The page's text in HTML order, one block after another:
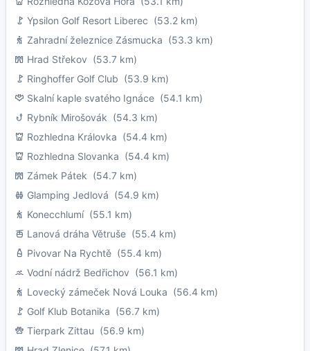
Ypsilon Golf Resort Liberec (53.2 km)
Zahradní železnice Zásmucka (53.3 km)
Hrad Střekov (53.7 km)
Ringhoffer Golf Club (53.9 km)
Skalní kaple svatého Ignáce (54.1 km)
Rybník Mirošovák (54.3 km)
Rozhledna Královka (54.4 km)
Rozhledna Slovanka (54.4 km)
Zámek Pátek (54.7 km)
Glamping Jedlová (54.9 km)
Konecchlumí(55.1 km)
Lanová dráha Větruše (55.4 km)
Pivovar Na Rychtě (55.4 km)
Vodní nádrž Bedřichov (56.1 km)
Lovecký zámeček Nová Louka (56.4 km)
Golf Klub Botanika (56.7 km)
Tierpark Zittau (56.9 km)